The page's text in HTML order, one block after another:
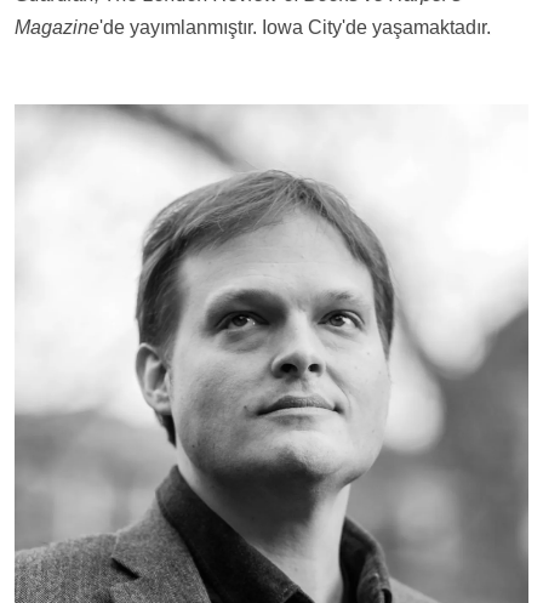
Magazine'de yayımlanmıştır. Iowa City'de yaşamaktadır.